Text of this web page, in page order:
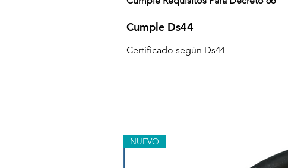
Cumple Ds44
Certificado según Ds44
NUEVO